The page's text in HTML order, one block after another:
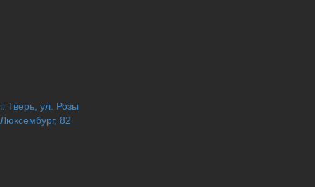
г. Тверь, ул. Розы
Люксембург, 82